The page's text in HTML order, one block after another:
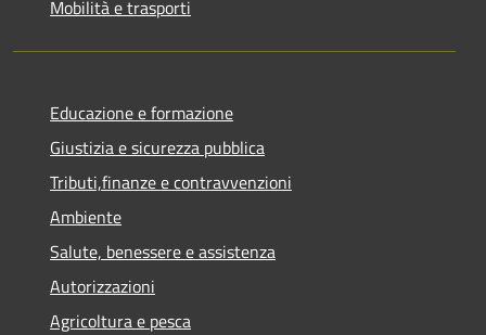
Mobilità e trasporti
Educazione e formazione
Giustizia e sicurezza pubblica
Tributi,finanze e contravvenzioni
Ambiente
Salute, benessere e assistenza
Autorizzazioni
Agricoltura e pesca